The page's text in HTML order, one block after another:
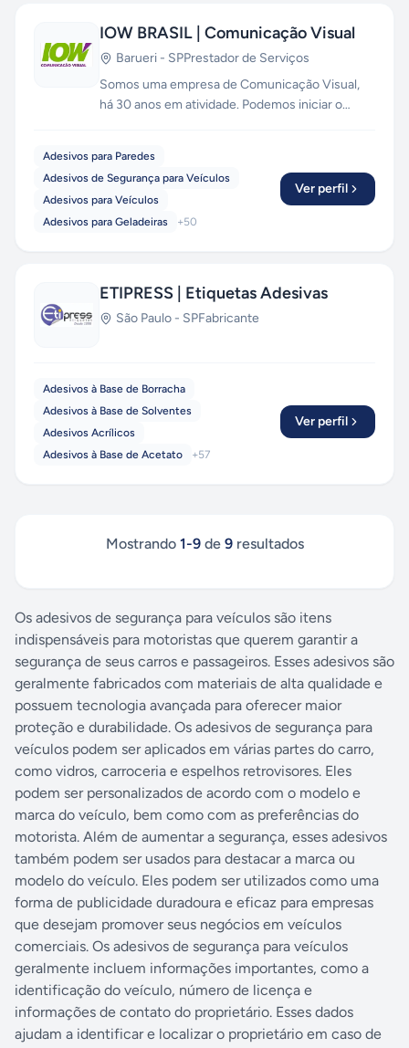
IOW BRASIL | Comunicação Visual
Barueri - SPPrestador de Serviços
Somos uma empresa de Comunicação Visual,
há 30 anos em atividade. Podemos iniciar o
dos mais variados materiais como, acrílico, mdf,
pvc, aço escovado e aço galvanizado com
pintura automotiva e etc. Placas, sinalização
interna e externa. Adesivamento em paredes,
Adesivos para Paredes
Adesivos de Segurança para Veículos
Adesivos para Veículos
Adesivos para Geladeiras
+50
Ver perfil
ETIPRESS | Etiquetas Adesivas
São Paulo - SPFabricante
Adesivos à Base de Borracha
Adesivos à Base de Solventes
Adesivos Acrílicos
Adesivos à Base de Acetato
+57
Ver perfil
Mostrando 1-9de 9resultados
Os adesivos de segurança para veículos são itens
indispensáveis para motoristas que querem garantir a
segurança de seus carros e passageiros. Esses adesivos são
geralmente fabricados com materiais de alta qualidade e
possuem tecnologia avançada para oferecer maior
proteção e durabilidade. Os adesivos de segurança para
veículos podem ser aplicados em várias partes do carro,
como vidros, carroceria e espelhos retrovisores. Eles
podem ser personalizados de acordo com o modelo e
marca do veículo, bem como com as preferências do
motorista. Além de aumentar a segurança, esses adesivos
também podem ser usados para destacar a marca ou
modelo do veículo. Eles podem ser utilizados como uma
forma de publicidade duradoura e eficaz para empresas
que desejam promover seus negócios em veículos
comerciais. Os adesivos de segurança para veículos
geralmente incluem informações importantes, como a
identificação do veículo, número de licença e
informações de contato do proprietário. Esses dados
ajudam a identificar e localizar o proprietário em caso de